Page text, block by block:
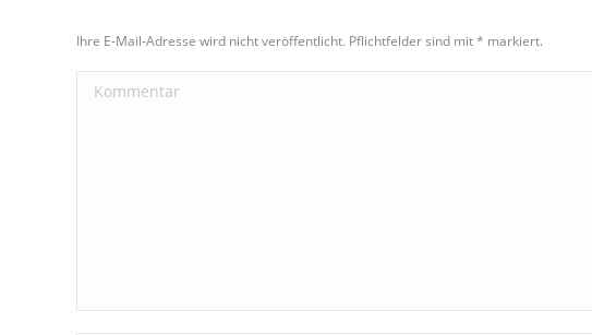
Ihre E-Mail-Adresse wird nicht veröffentlicht. Pflichtfelder sind mit* markiert.
Kommentar